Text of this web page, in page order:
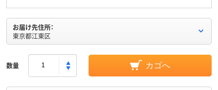
お届け先住所：
東京都江東区
数量 カゴへ